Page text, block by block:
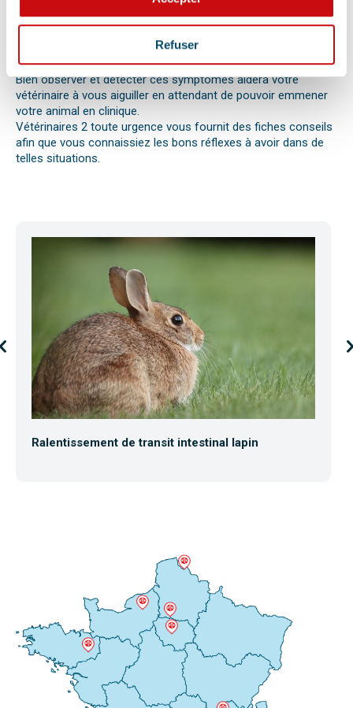
Refuser
réaction allergique avec œdème de Quincke, d’une intoxication
ou envenimation, d’un syndrome dilatation torsion de
l’estomac chez le chien, d’une mise bas, d’une infection
utérine ou pyomètre, une paralysie, etc.
Bien observer et détecter ces symptômes aidera votre
vétérinaire à vous aiguiller en attendant de pouvoir emmener
votre animal en clinique.
Vétérinaires 2 toute urgence vous fournit des fiches conseils
afin que vous connaissiez les bons réflexes à avoir dans de
telles situations.
Ralentissement de transit intestinal lapin